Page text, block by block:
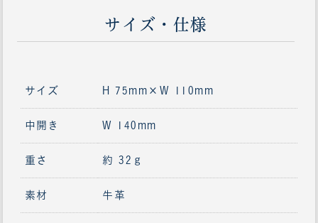
サイズ・仕様
サイズ H 75mm×W 110mm
中開き W 140mm
重さ 約 32ｇ
素材 牛革